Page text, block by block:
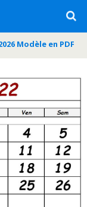
Modèle en PDF